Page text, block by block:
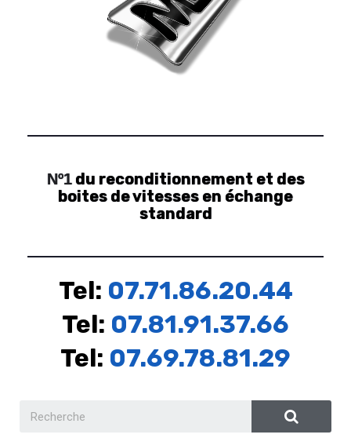
Nº1du reconditionnement et des
boites de vitesses en échange
standard
Tel: 07.71.86.20.44
Tel: 07.81.91.37.66
Tel: 07.69.78.81.29